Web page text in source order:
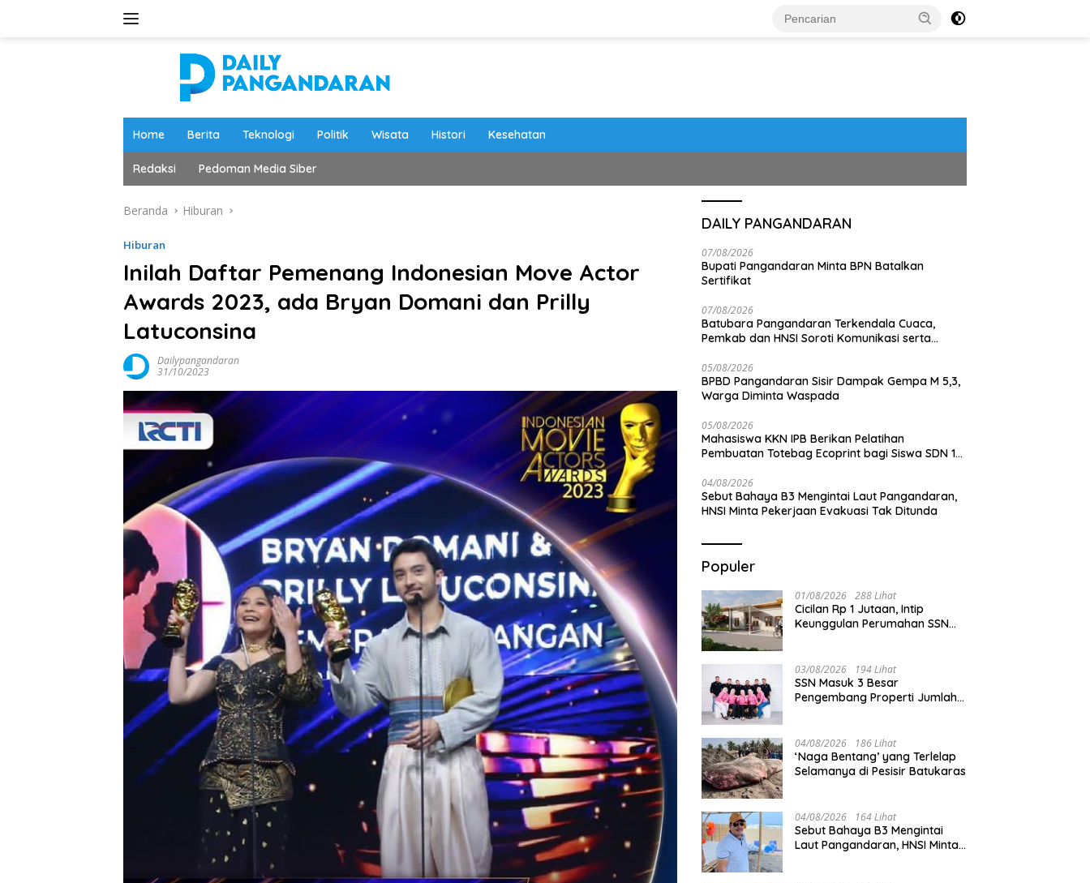
Home Berita Teknologi Politik Wisata Histori Kesehatan
Redaksi Pedoman Media Siber
Beranda Hiburan
Hiburan
Inilah Daftar Pemenang Indonesian Move Actor
Awards 2023, ada Bryan Domani dan Prilly
Latuconsina
Dailypangandaran
31/10/2023
DAILY PANGANDARAN
07/08/2026
Bupati Pangandaran Minta BPN Batalkan
Sertifikat
07/08/2026
Batubara Pangandaran Terkendala Cuaca,
Pemkab dan HNSI Soroti Komunikasi serta
05/08/2026
BPBD Pangandaran Sisir Dampak Gempa M 5,3,
Warga Diminta Waspada
05/08/2026
Mahasiswa KKN IPB Berikan Pelatihan
Pembuatan Totebag Ecoprint bagi Siswa SDN 1
04/08/2026
Sebut Bahaya B3 Mengintai Laut Pangandaran,
HNSI Minta Pekerjaan Evakuasi Tak Ditunda
Populer
01/08/2026 288 Lihat
Cicilan Rp 1 Jutaan, Intip
Keunggulan Perumahan SSN
03/08/2026 194 Lihat
SSN Masuk 3 Besar
Pengembang Properti Jumlah
04/08/2026 186 Lihat
‘Naga Bentang’ yang Terlelap
Selamanya di Pesisir Batukaras
04/08/2026 164 Lihat
Sebut Bahaya B3 Mengintai
Laut Pangandaran, HNSI Minta